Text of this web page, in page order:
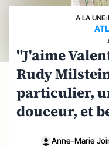
A LA UNE›
"J'aime
Rudy
particulier,
douceur, et
Anne-Marie